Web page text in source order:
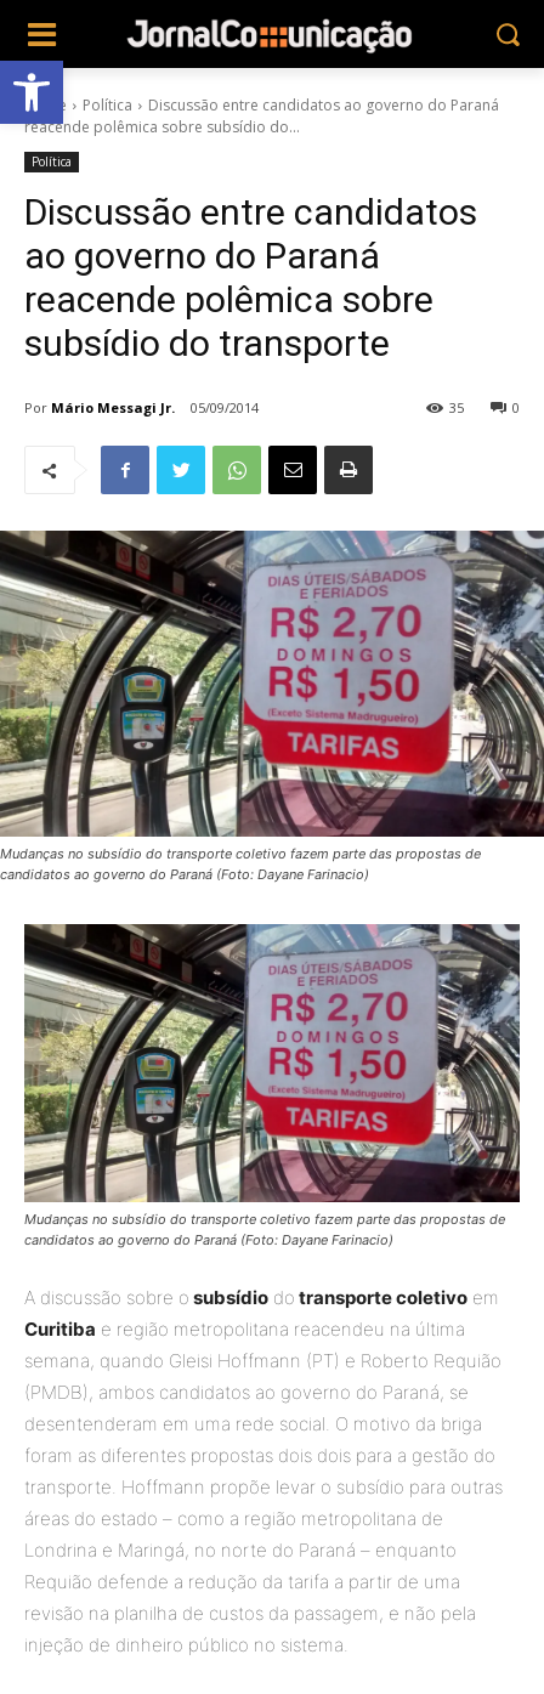
Abrir a barra de ferramentas
Home Política
Discussão entre candidatos ao governo do Paraná
reacende polêmica sobre subsídio do...
Política
Discussão entre candidatos
ao governo do Paraná
reacende polêmica sobre
subsídio do transporte
Por Mário Messagi Jr. 05/09/2014 0
35
Mudanças no subsídio do transporte coletivo fazem parte das propostas de
candidatos ao governo do Paraná (Foto: Dayane Farinacio)
Mudanças no subsídio do transporte coletivo fazem parte das propostas de
candidatos ao governo do Paraná (Foto: Dayane Farinacio)
A discussão sobre o subsídio do transporte coletivo em
Curitiba e região metropolitana reacendeu na última
semana, quando Gleisi Hoffmann (PT) e Roberto Requião
(PMDB), ambos candidatos ao governo do Paraná, se
desentenderam em uma rede social. O motivo da briga
foram as diferentes propostas dois dois para a gestão do
transporte. Hoffmann propõe levar o subsídio para outras
áreas do estado – como a região metropolitana de
Londrina e Maringá, no norte do Paraná – enquanto
Requião defende a redução da tarifa a partir de uma
revisão na planilha de custos da passagem, e não pela
injeção de dinheiro público no sistema.